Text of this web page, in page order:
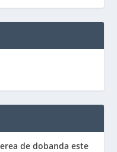
de dobanda este